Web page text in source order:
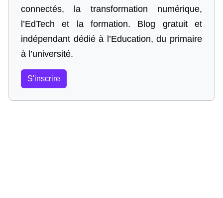
connectés, la transformation numérique,
l’EdTech et la formation. Blog gratuit et
indépendant dédié à l’Education, du primaire
à l’université.
S'inscrire